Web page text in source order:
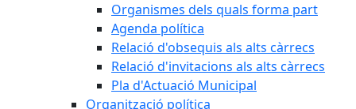
Organismes dels quals forma part
Agenda política
Relació d'obsequis als alts càrrecs
Relació d'invitacions als alts càrrecs
Pla d'Actuació Municipal
Organització política